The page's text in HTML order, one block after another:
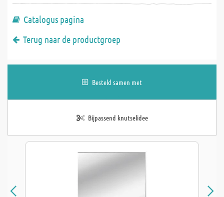
Catalogus pagina
Terug naar de productgroep
Besteld samen met
Bijpassend knutselidee